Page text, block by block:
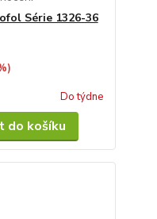
Série 1326-36
Do týdne
do košíku